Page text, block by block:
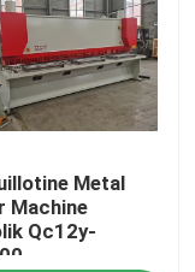
Metal
Machine
Qc12y-